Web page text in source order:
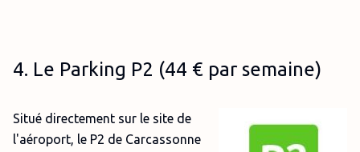
4. Le Parking P2 (44 € par semaine)
Situé directement sur le site de
l'aéroport, le P2 de Carcassonne